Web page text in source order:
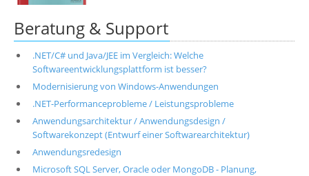
Beratung & Support
.NET/C# und Java/JEE im Vergleich: Welche
Softwareentwicklungsplattform ist besser?
Modernisierung von Windows-Anwendungen
.NET-Performanceprobleme / Leistungsprobleme
Anwendungsarchitektur / Anwendungsdesign /
Softwarekonzept (Entwurf einer Softwarearchitektur)
Anwendungsredesign
Microsoft SQL Server, Oracle oder MongoDB - Planung,